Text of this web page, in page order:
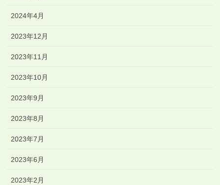
2024年4月
2023年12月
2023年11月
2023年10月
2023年9月
2023年8月
2023年7月
2023年6月
2023年2月